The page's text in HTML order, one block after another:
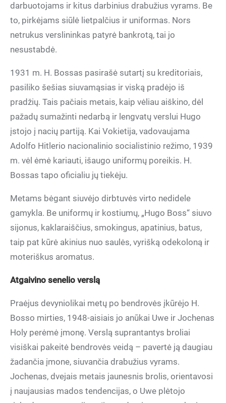
darbuotojams ir kitus darbinius drabužius vyrams. Be
to, pirkėjams siūlė lietpalčius ir uniformas. Nors
netrukus verslininkas patyrė bankrotą, tai jo
nesustabdė.
1931 m. H. Bossas pasirašė sutartį su kreditoriais,
pasiliko šešias siuvamąsias ir viską pradėjo iš
pradžių. Tais pačiais metais, kaip vėliau aiškino, dėl
pažadų sumažinti nedarbą ir lengvatų verslui Hugo
įstojo į nacių partiją. Kai Vokietija, vadovaujama
Adolfo Hitlerio nacionalinio socialistinio režimo, 1939
m. vėl ėmė kariauti, išaugo uniformų poreikis. H.
Bossas tapo oficialiu jų tiekėju.
Metams bėgant siuvėjo dirbtuvės virto nedidele
gamykla. Be uniformų ir kostiumų, „Hugo Boss“ siuvo
sijonus, kaklaraiščius, smokingus, apatinius, batus,
taip pat kūrė akinius nuo saulės, vyrišką odekoloną ir
moteriškus aromatus.
Atgaivino senelio verslą
Praėjus devyniolikai metų po bendrovės įkūrėjo H.
Bosso mirties, 1948-aisiais jo anūkai Uwe ir Jochenas
Holy perėmė įmonę. Verslą suprantantys broliai
visiškai pakeitė bendrovės veidą – pavertė ją daugiau
žadančia įmone, siuvančia drabužius vyrams.
Jochenas, dvejais metais jaunesnis brolis, orientavosi
į naujausias mados tendencijas, o Uwe plėtojo